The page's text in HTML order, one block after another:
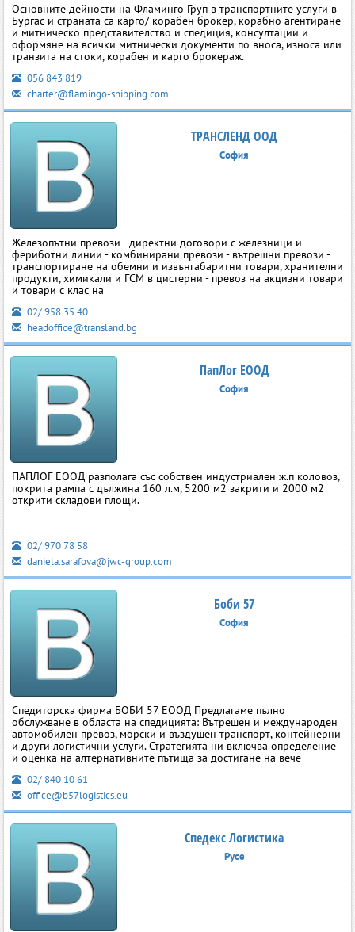
Основните дейности на Фламинго Груп в транспортните услуги в
Бургас и страната са карго/ корабен брокер, корабно агентиране
и митническо представителство и спедиция, консултации и
оформяне на всички митнически документи по вноса, износа или
транзита на стоки, корабен и карго брокераж.
056 843 819
charter@flamingo-shipping.com
ТРАНСЛЕНД ООД
София
Железопътни превози - директни договори с железници и
фериботни линии - комбинирани превози - вътрешни превози -
транспортиране на обемни и извънгабаритни товари, хранителни
продукти, химикали и ГСМ в цистерни - превоз на акцизни товари
и товари с клас на
02/ 958 35 40
headoffice@transland.bg
ПапЛог ЕООД
София
ПАПЛОГ ЕООД разполага със собствен индустриален ж.п коловоз,
покрита рампа с дължина 160 л.м, 5200 м2 закрити и 2000 м2
открити складови площи.
02/ 970 78 58
daniela.sarafova@jwc-group.com
Боби 57
София
Спедиторска фирма БОБИ 57 ЕООД Предлагаме пълно
обслужване в областа на спедицията: Вътрешен и международен
автомобилен превоз, морски и въздушен транспорт, контейнерни
и други логистични услуги. Стратегията ни включва определение
и оценка на алтернативните пътища за достигане на вече
02/ 840 10 61
office@b57logistics.eu
Спедекс Логистика
Русе